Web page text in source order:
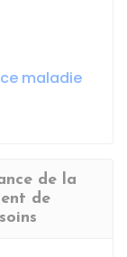
maladie
de la
de